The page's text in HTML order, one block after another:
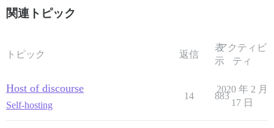
関連トピック
トピック 返信
表
示
アクティビ
ティ
Host of discourse
Self-hosting
14 883
2020 年 2 月
17 日